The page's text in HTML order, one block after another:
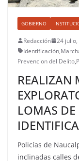
GOBIERNO
Redacción
24 julio,
Identificación,
Prevencion del Delito,
REALIZAN
LOMAS
Policías de
inclinadas calles